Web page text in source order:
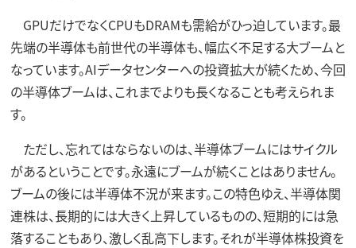
GPUだけでなくCPUもDRAMも需給がひっ迫しています。最
先端の半導体も前世代の半導体も、幅広く不足する大ブームと
なっています。AIデータセンターへの投資拡大が続くため、今回
の半導体ブームは、これまでよりも長くなることも考えられま
す。
ただし、忘れてはならないのは、半導体ブームにはサイクル
があるということです。永遠にブームが続くことはありません。
ブームの後には半導体不況が来ます。この特色ゆえ、半導体関
連株は、長期的には大きく上昇しているものの、短期的には急
落することもあり、激しく乱高下します。それが半導体株投資を